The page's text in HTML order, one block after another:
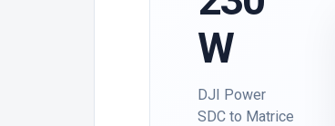
W
DJI Power
SDC to Matrice